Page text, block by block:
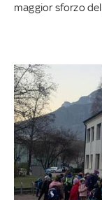
maggior sforzo del